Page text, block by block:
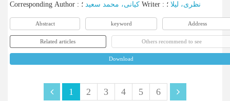
Corresponding Author : کیانی، محمد سعید Writer : نظری، لیلا ؛
Abstract keyword Address
Related articles Others recommend to see
Download
1 2 3 4 5 6